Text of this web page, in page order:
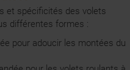
et spécificités des volets
différentes formes :
pour adoucir les montées du